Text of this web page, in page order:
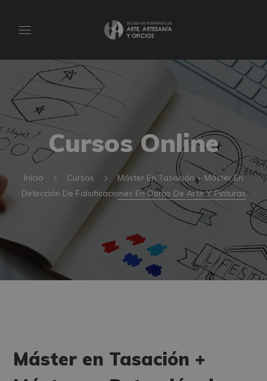
Cursos Online
Inicio Cursos
Máster En Tasación + Máster En
Detección De Falsificaciones En Obras De Arte Y Pinturas
Máster en Tasación +